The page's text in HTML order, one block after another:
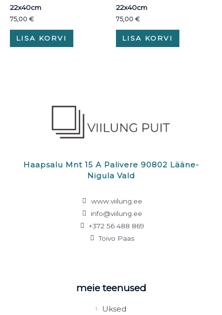
22x40cm
75,00 €
LISA KORVI
22x40cm
75,00 €
LISA KORVI
Haapsalu Mnt 15 A Palivere 90802 Lääne-
Nigula Vald
www.viilung.ee
info@viilung.ee
+372 56 488 869
Toivo Paas
meie teenused
Uksed